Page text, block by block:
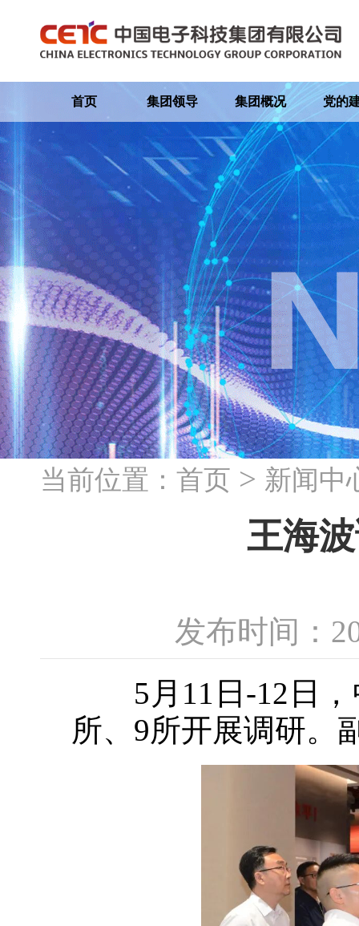
首页 集团领导 集团概况 党的
当前位置： 首页 > 新闻中
王海
发布时间：
5月11日-12日，
所、9所开展调研。